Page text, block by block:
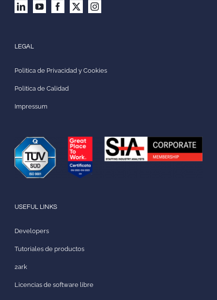
LEGAL
Politica de Privacidad y Cookies
Politica de Calidad
Impressum
USEFUL LINKS
Developers
Tutoriales de productos
2ark
Licencias de software libre